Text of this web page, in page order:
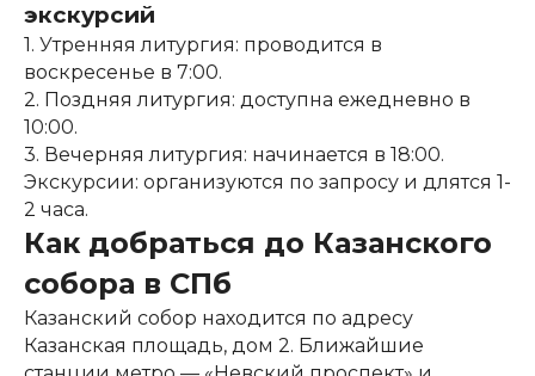
экскурсий
1. Утренняя литургия: проводится в
воскресенье в 7:00.
2. Поздняя литургия: доступна ежедневно в
10:00.
3. Вечерняя литургия: начинается в 18:00.
Экскурсии: организуются по запросу и длятся 1-
2 часа.
Как добраться до Казанского
собора в СПб
Казанский собор находится по адресу
Казанская площадь, дом 2. Ближайшие